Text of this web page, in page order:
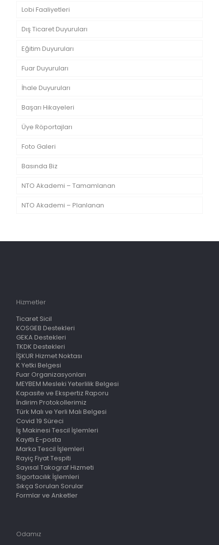
Lobi Faaliyetleri
Dış Ticaret Duyuruları
Eğitim Duyuruları
Fuar Duyuruları
İhale Duyuruları
Başarı Hikayeleri
Üye Röportajları
Foto Galeri
Basında Biz
NTO Akademi – Tamamlanan
NTO Akademi – Planlanan
Hizmetler
Ticaret Sicil
KOSGEB Destekleri
GEKA Destekleri
TKDK Destekleri
İŞKUR Hizmet Noktası
K Yetki Belgesi
Fuar Organizasyonları
MEYBEM Mesleki Yeterlilik Belgesi
Kapasite ve Ekspertiz Raporu
İndirim Protokollerimiz
Türk Malı ve Yerli Malı Belgesi
Covid 19 Süreci
İş Makinesi Tescil İşlemleri
Kayıtlı E-posta
Marka Tescil İşlemleri
Rayiç Fiyat Tespiti
Sayısal Takograf Hizmeti
Sigortacılık İşlemleri
Sıkça Sorulan Sorular
Formlar ve Anketler
Odamız